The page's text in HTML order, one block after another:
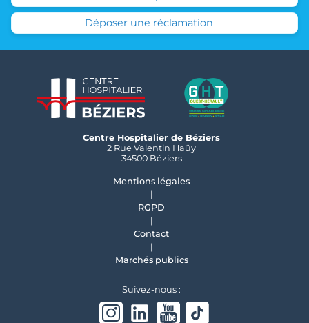
Déposer une réclamation
Centre Hospitalier de Béziers
2 Rue Valentin Haüy
34500 Béziers
Mentions légales
RGPD
Contact
Marchés publics
Suivez-nous :